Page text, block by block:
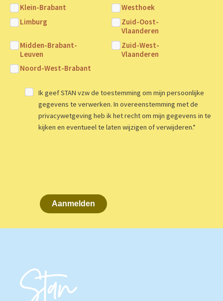
Klein-Brabant
Westhoek
Limburg
Zuid-Oost-
Vlaanderen
Midden-Brabant-
Leuven
Zuid-West-
Vlaanderen
Noord-West-Brabant
Ik geef STAN vzw de toestemming om mijn persoonlijke
gegevens te verwerken. In overeenstemming met de
privacywetgeving heb ik het recht om mijn gegevens in te
kijken en eventueel te laten wijzigen of verwijderen.*
Aanmelden